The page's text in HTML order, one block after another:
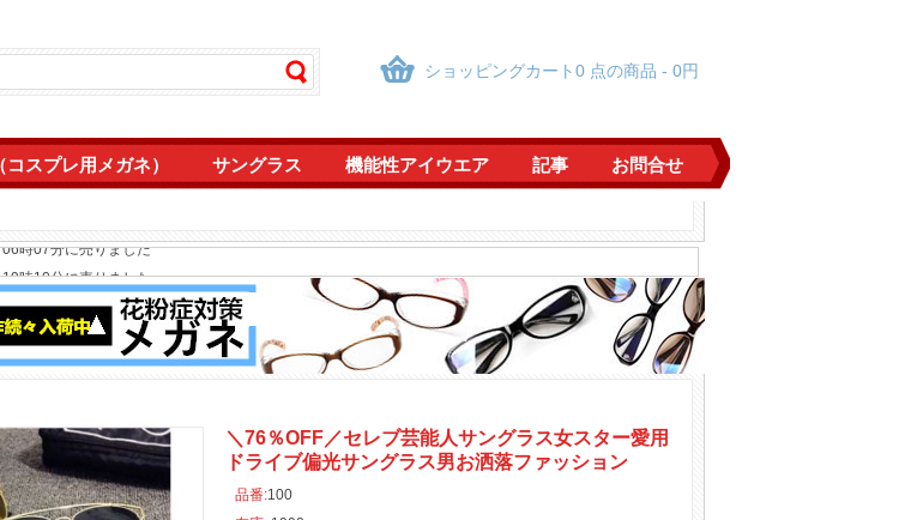
ショッピングカート0 点の商品 - 0円
スプレ用メガネ） サングラス 機能性アイウエア 記事 お問合せ
竜之介フレームcosplayめがね人気黒色女性眼鏡 キャラクター仮装cos用
時04分に売りました
ゃれ2025年トレンド紫外線カットサングラス高級度付き度なしレンズ軽量メガネ
時55分に売りました
ンド型流行り2026年トレンド紫外線UVカット眼鏡パープル色ファッション
時44分に売りました
メガネ伊達メガネ度なし度付きレンズ女子クラシック風エレガント軽量めがね男性メタル金属メガネ金銀黒
メガネ伊達メガネ度なし度付きレンズ女子クラシック風エレガント軽量めがね男性メタル金属メガネ金銀黒
時33分に売りました
ブルーライトカットレンズ男レディース度なしナイロール灰色黒ぶちメガネ
時12分に売りました
ルーライトカットレンズ男レディース度なしナイロール灰色黒ぶちメガネ
時10分に売りました
＼76％OFF／セレブ芸能人サングラス女スター愛用
ドライブ偏光サングラス男お洒落ファッション
品番:100